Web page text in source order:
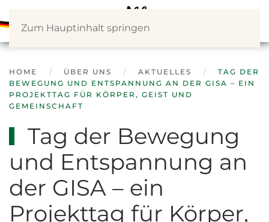
Zum Hauptinhalt springen
HOME ÜBER UNS AKTUELLES
TAG DER
BEWEGUNG UND ENTSPANNUNG AN DER GISA – EIN
PROJEKTTAG FÜR KÖRPER, GEIST UND
GEMEINSCHAFT
Tag der Bewegung
und Entspannung an
der GISA – ein
Projekttag für Körper,